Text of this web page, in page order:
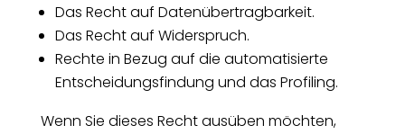
Das Recht auf Datenübertragbarkeit.
Das Recht auf Widerspruch.
Rechte in Bezug auf die automatisierte
Entscheidungsfindung und das Profiling.
Wenn Sie dieses Recht ausüben möchten,